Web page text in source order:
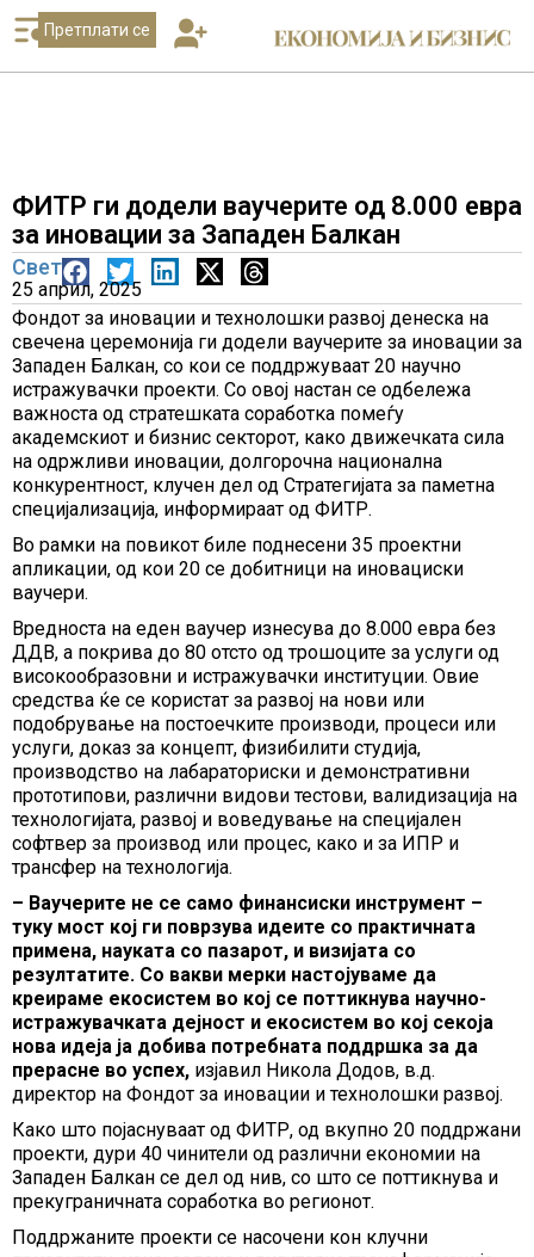
Претплати се
ФИТР ги додели ваучерите од 8.000 евра
за иновации за Западен Балкан
Свет
25 април, 2025
Фондот за иновации и технолошки развој денеска на
свечена церемонија ги додели ваучерите за иновации за
Западен Балкан, со кои се поддржуваат 20 научно
истражувачки проекти. Со овој настан се одбележа
важноста од стратешката соработка помеѓу
академскиот и бизнис секторот, како движечката сила
на одржливи иновации, долгорочна национална
конкурентност, клучен дел од Стратегијата за паметна
специјализација, информираат од ФИТР.
Во рамки на повикот биле поднесени 35 проектни
апликации, од кои 20 се добитници на иновациски
ваучери.
Вредноста на еден ваучер изнесува до 8.000 евра без
ДДВ, а покрива до 80 отсто од трошоците за услуги од
високообразовни и истражувачки институции. Овие
средства ќе се користат за развој на нови или
подобрување на постоечките производи, процеси или
услуги, доказ за концепт, физибилити студија,
производство на лабараториски и демонстративни
прототипови, различни видови тестови, валидизација на
технологијата, развој и воведување на специјален
софтвер за производ или процес, како и за ИПР и
трансфер на технологија.
– Ваучерите не се само финансиски инструмент –
туку мост кој ги поврзува идеите со практичната
примена, науката со пазарот, и визијата со
резултатите. Со вакви мерки настојуваме да
креираме екосистем во кој се поттикнува научно-
истражувачката дејност и екосистем во кој секоја
нова идеја ја добива потребната поддршка за да
прерасне во успех, изјавил Никола Додов, в.д.
директор на Фондот за иновации и технолошки развој.
Како што појаснуваат од ФИТР, од вкупно 20 поддржани
проекти, дури 40 чинители од различни економии на
Западен Балкан се дел од нив, со што се поттикнува и
прекуграничната соработка во регионот.
Поддржаните проекти се насочени кон клучни